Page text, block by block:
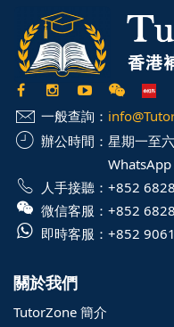
9 時至下午 6 時
至日 - 24 小時
6828 1809
一般查詢：
辦公時間： 星期一至
人手接聽： +852
微信客服： +852
即時客服： +852
關於我們
TutorZone 簡介